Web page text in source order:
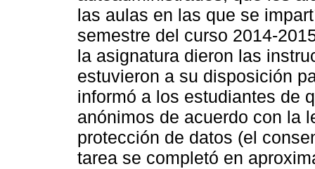
las aulas en las que se
semestre del curso 2014-
la asignatura dieron las
estuvieron a su disposición
informó a los estudiantes de
anónimos de acuerdo con la
protección de datos (el
tarea se completó en